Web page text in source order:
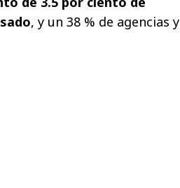
, y un 38 % de agencias y